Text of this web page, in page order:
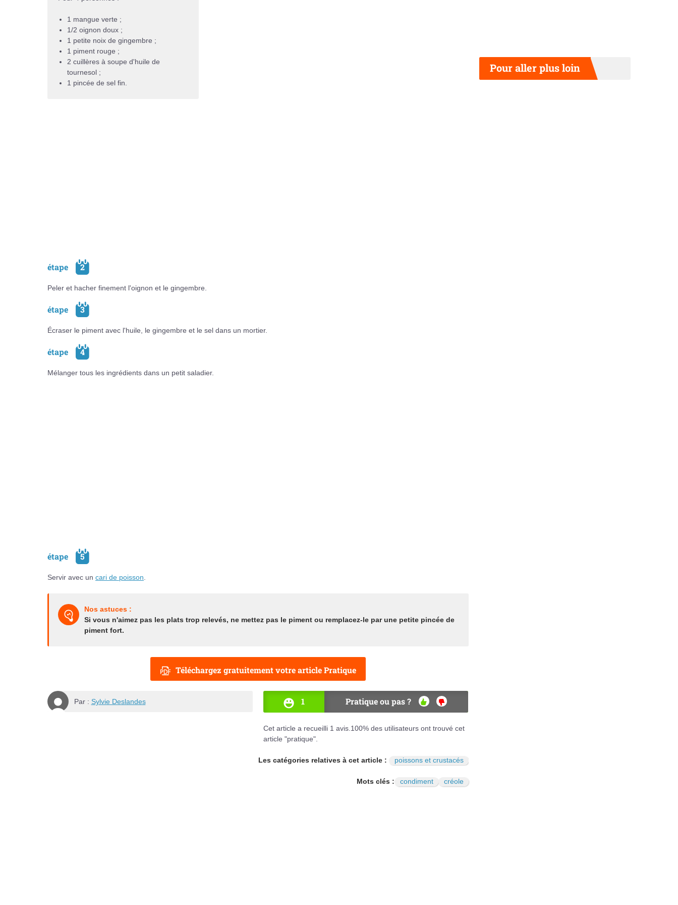
1 mangue verte ;
1/2 oignon doux ;
1 petite noix de gingembre ;
1 piment rouge ;
2 cuillères à soupe d'huile de
tournesol ;
1 pincée de sel fin.
étape 2
Peler et hacher finement l'oignon et le gingembre.
étape 3
Écraser le piment avec l'huile, le gingembre et le sel dans un mortier.
étape 4
Mélanger tous les ingrédients dans un petit saladier.
étape 5
Servir avec un cari de poisson.
Nos astuces :
Si vous n'aimez pas les plats trop relevés, ne mettez pas le piment ou remplacez-le par une petite pincée de
piment fort.
Téléchargez gratuitement votre article Pratique
Par : Sylvie Deslandes 1 Pratique ou pas ?
OUI NON
Cet article a recueilli 1 avis.100% des utilisateurs ont trouvé cet
article "pratique".
Les catégories relatives à cet article : poissons et crustacés
Mots clés : condiment créole
Pour aller plus loin